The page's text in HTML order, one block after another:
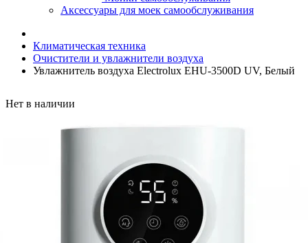
Аксессуары для моек самообслуживания
Климатическая техника
Очистители и увлажнители воздуха
Увлажнитель воздуха Electrolux EHU-3500D UV, Белый
Нет в наличии